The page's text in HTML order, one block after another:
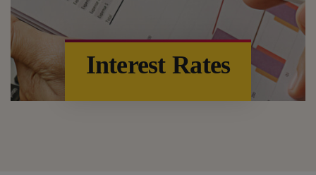
Interest Rates